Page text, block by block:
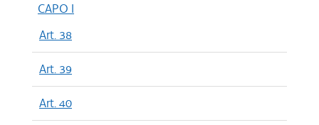
CAPO I
Art. 38
Art. 39
Art. 40